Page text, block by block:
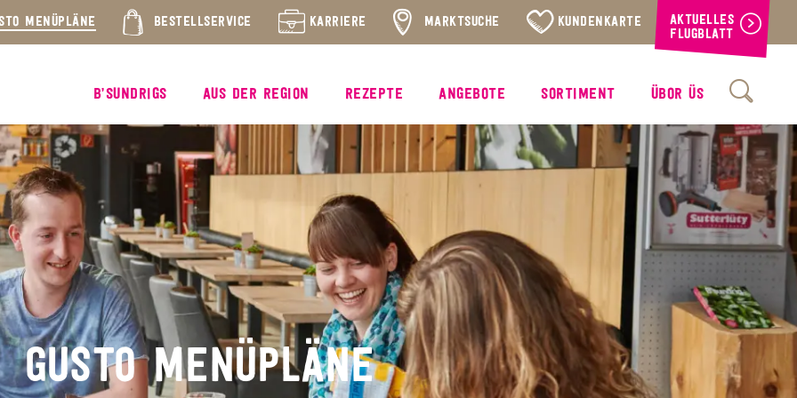
MENÜPLÄNE BESTELLSERVICE KARRIERE MARKTSUCHE KUNDENKARTE
AKTUELLES
FLUGBLATT
B’SUNDRIGS AUS DER REGION REZEPTE ANGEBOTE SORTIMENT ÜBOR ÜS
GUSTO MENÜPLÄNE